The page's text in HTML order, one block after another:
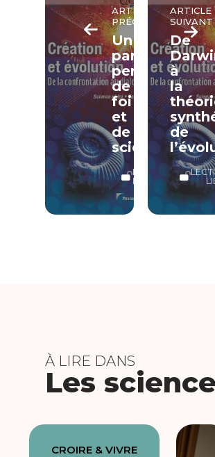
ARTICLE
PRÉCÉDENT
Un
parcours
personnel
de
foi
et
de
science
LECTURE
LIBRE
ARTICLE
SUIVANT
De
à
la
de
À LIRE DANS
Les
CROIRE & VIVRE